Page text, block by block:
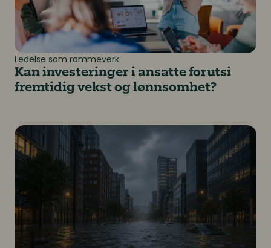
Ledelse som rammeverk
Kan investeringer i ansatte forutsi
fremtidig vekst og lønnsomhet?
Kan virksomheten opprettholde driften når noe